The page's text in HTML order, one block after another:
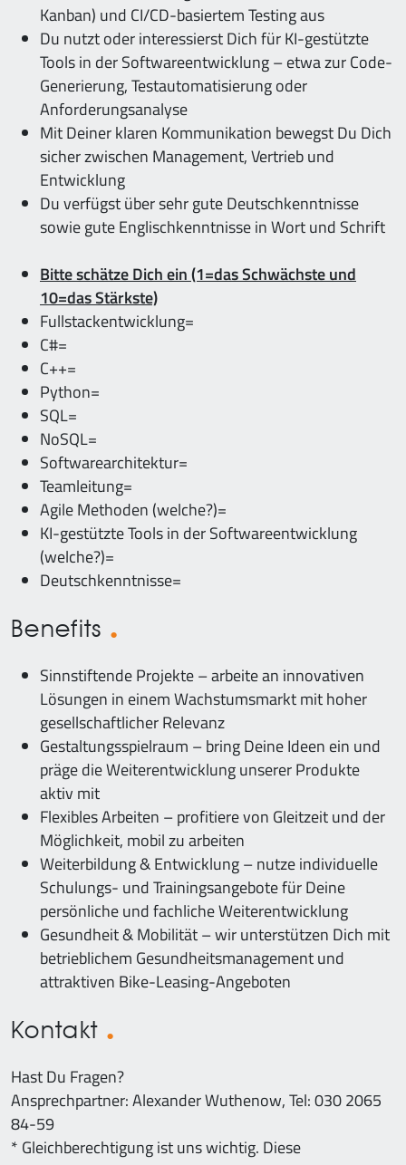
Kanban) und CI/CD-basiertem Testing aus
Du nutzt oder interessierst Dich für KI-gestützte
Tools in der Softwareentwicklung – etwa zur Code-
Generierung, Testautomatisierung oder
Anforderungsanalyse
Mit Deiner klaren Kommunikation bewegst Du Dich
sicher zwischen Management, Vertrieb und
Entwicklung
Du verfügst über sehr gute Deutschkenntnisse
sowie gute Englischkenntnisse in Wort und Schrift
Bitte schätze Dich ein (1=das Schwächste und
10=das Stärkste)
Fullstackentwicklung=
C#=
C++=
Python=
SQL=
NoSQL=
Softwarearchitektur=
Teamleitung=
Agile Methoden (welche?)=
KI-gestützte Tools in der Softwareentwicklung
(welche?)=
Deutschkenntnisse=
Benefits
Sinnstiftende Projekte – arbeite an innovativen
Lösungen in einem Wachstumsmarkt mit hoher
gesellschaftlicher Relevanz
Gestaltungsspielraum – bring Deine Ideen ein und
präge die Weiterentwicklung unserer Produkte
aktiv mit
Flexibles Arbeiten – profitiere von Gleitzeit und der
Möglichkeit, mobil zu arbeiten
Weiterbildung & Entwicklung – nutze individuelle
Schulungs- und Trainingsangebote für Deine
persönliche und fachliche Weiterentwicklung
Gesundheit & Mobilität – wir unterstützen Dich mit
betrieblichem Gesundheitsmanagement und
attraktiven Bike-Leasing-Angeboten
Kontakt
Hast Du Fragen?
Ansprechpartner: Alexander Wuthenow, Tel: 030 2065
84-59
* Gleichberechtigung ist uns wichtig. Diese